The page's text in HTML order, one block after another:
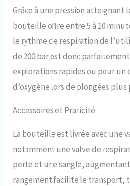
utilisé
rechange
pieds).
avec le
à pression
haute
est
par la
atteint le
(5000
la
puissiez
Grâce à une pression atteignant
bouteille offre entre 5 à 10
le rythme de respiration de
de 200 bar est donc
explorations rapides ou pour un
d’oxygène lors de plongées plus
Accessoires et Praticité
La bouteille est livrée avec une
notamment une valve de
perte et une sangle,
rangement facilite le transport,